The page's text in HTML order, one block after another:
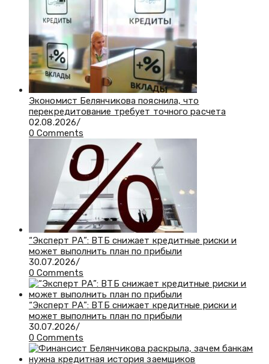
Экономист Белянчикова пояснила, что
перекредитование требует точного расчета
02.08.2026/
0 Comments
“Эксперт РА”: ВТБ снижает кредитные риски и
может выполнить план по прибыли
30.07.2026/
0 Comments
“Эксперт РА”: ВТБ снижает кредитные риски и
может выполнить план по прибыли
30.07.2026/
0 Comments